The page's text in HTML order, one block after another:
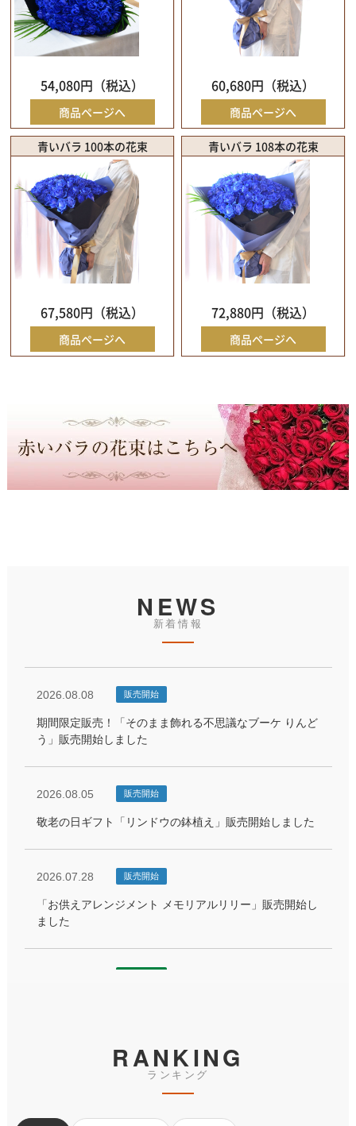
54,080円（税込）
商品ページへ
60,680円（税込）
商品ページへ
青いバラ 100本の花束
67,580円（税込）
商品ページへ
青いバラ 108本の花束
72,880円（税込）
商品ページへ